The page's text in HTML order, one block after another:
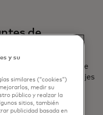
de
una bandeja de
de texto y mensajes
y otros padres. Los
imitan estas
para que
y su
similares (“cookies”)
medir su
público y realzar la
sitios, también
publicidad basada en